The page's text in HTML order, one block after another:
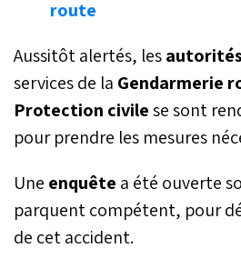
route
Aussitôt alertés, les
services de la Gendarmerie
Protection civilese sont
pour prendre les mesures
Une enquête a été ouverte
parquent compétent, pour
de cet accident.